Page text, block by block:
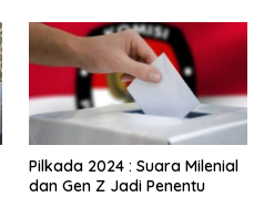
Pilkada 2024 : Suara Milenial
dan Gen Z Jadi Penentu